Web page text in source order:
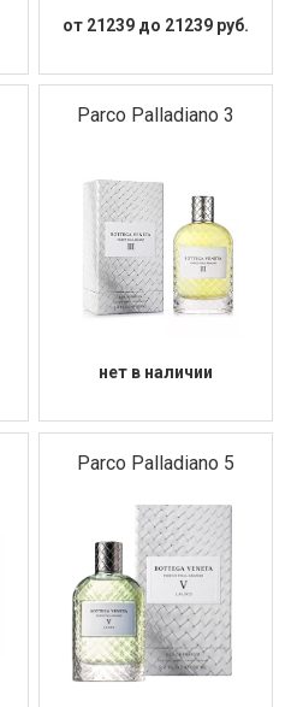
от 21239 до 21239 руб.
Parco Palladiano 3
нет в наличии
Parco Palladiano 5